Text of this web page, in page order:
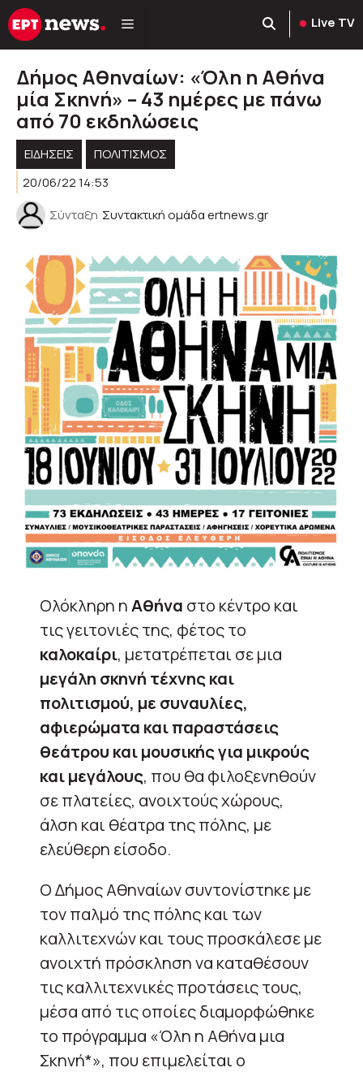
Μετάβαση
σε
Live TV
Δήμος Αθηναίων: «Όλη η Αθήνα
μία Σκηνή» – 43 ημέρες με πάνω
από 70 εκδηλώσεις
ΕΙΔΗΣΕΙΣ
ΠΟΛΙΤΙΣΜΟΣ
20/06/22 14:53
Σύνταξη Συντακτική ομάδα ertnews.gr
Ολόκληρη ηΑθήνα στο κέντρο και
τις γειτονιές της, φέτος το
καλοκαίρι, μετατρέπεται σε μια
μεγάλη σκηνή τέχνης και
πολιτισμού, με συναυλίες,
αφιερώματα και παραστάσεις
θεάτρου και μουσικής για μικρούς
και μεγάλους, που θα φιλοξενηθούν
σε πλατείες, ανοιχτούς χώρους,
άλση και θέατρα της πόλης, με
ελεύθερη είσοδο.
Ο Δήμος Αθηναίων συντονίστηκε με
τον παλμό της πόλης και των
καλλιτεχνών και τους προσκάλεσε με
ανοιχτή πρόσκληση να καταθέσουν
τις καλλιτεχνικές προτάσεις τους,
μέσα από τις οποίες διαμορφώθηκε
το πρόγραμμα «Όλη η Αθήνα μια
Σκηνή*», που επιμελείται ο